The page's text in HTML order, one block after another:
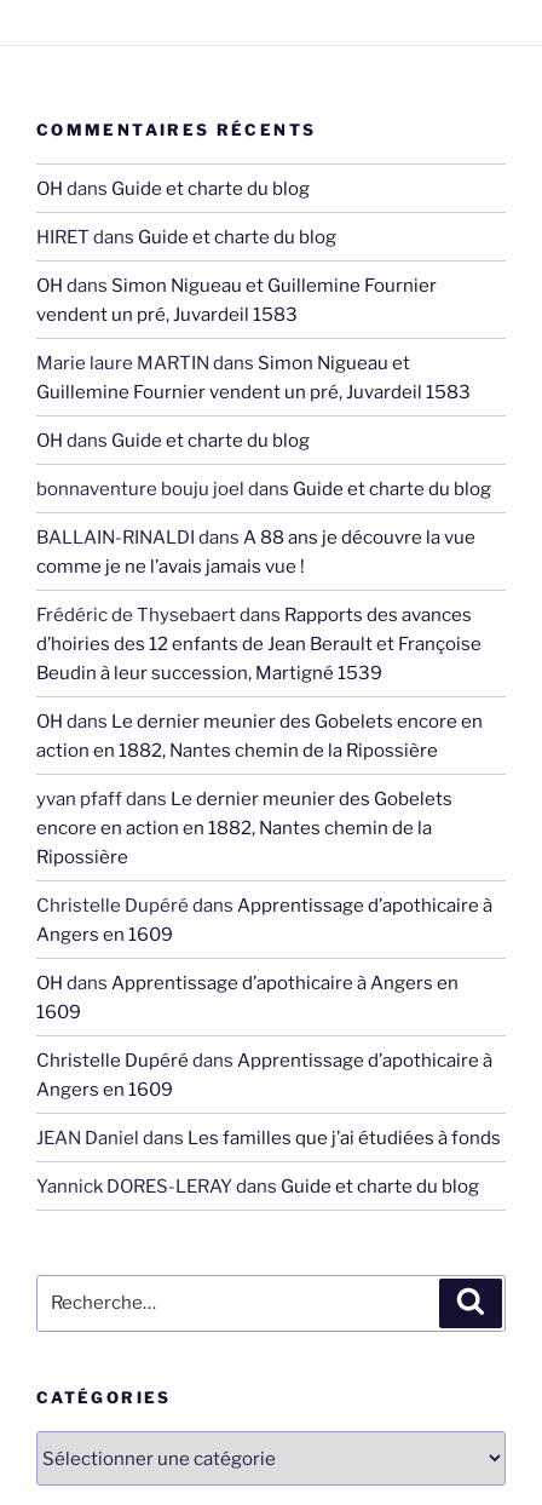
COMMENTAIRES RÉCENTS
OH dans Guide et charte du blog
HIRET dans Guide et charte du blog
OH dans Simon Nigueau et Guillemine Fournier
vendent un pré, Juvardeil 1583
Marie laure MARTIN dans Simon Nigueau et
Guillemine Fournier vendent un pré, Juvardeil 1583
OH dans Guide et charte du blog
bonnaventure bouju joel dans Guide et charte du blog
BALLAIN-RINALDI dans A 88 ans je découvre la vue
comme je ne l’avais jamais vue !
Frédéric de Thysebaertdans Rapports des avances
d’hoiries des 12 enfants de Jean Berault et Françoise
Beudin à leur succession, Martigné 1539
OH dans Le dernier meunier des Gobelets encore en
action en 1882, Nantes chemin de la Ripossière
yvan pfaffdans Le dernier meunier des Gobelets
encore en action en 1882, Nantes chemin de la
Ripossière
Christelle Dupéré dans Apprentissage d’apothicaire à
Angers en 1609
OH dans Apprentissage d’apothicaire à Angers en
1609
Christelle Dupéré dans Apprentissage d’apothicaire à
Angers en 1609
JEAN Daniel dans Les familles que j’ai étudiées à fonds
Yannick DORES-LERAYdans Guide et charte du blog
pour
CATÉGORIES